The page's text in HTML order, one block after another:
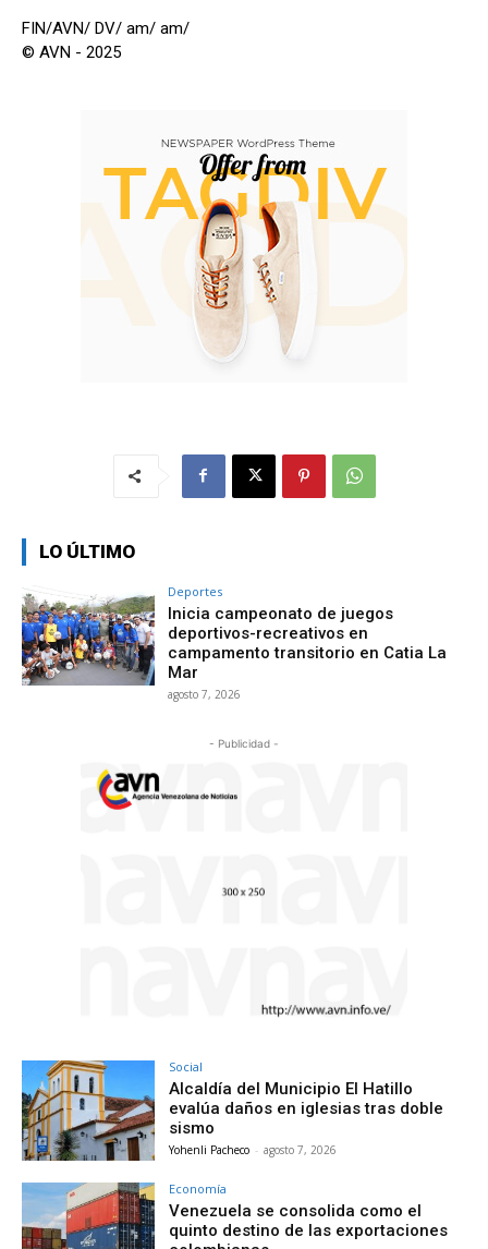
FIN/AVN/ DV/ am/ am/
© AVN - 2025
LO ÚLTIMO
Deportes
Inicia campeonato de juegos
deportivos-recreativos en
campamento transitorio en Catia La
Mar
agosto 7, 2026
- Publicidad -
Social
Alcaldía del Municipio El Hatillo
evalúa daños en iglesias tras doble
sismo
Yohenli Pacheco - agosto 7, 2026
Economía
Venezuela se consolida como el
quinto destino de las exportaciones